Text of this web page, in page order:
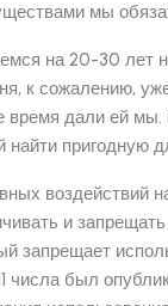
мы
на 20-30 лет
к сожалению,
время дали ей
найти пригодную
и
запрещает
числа был